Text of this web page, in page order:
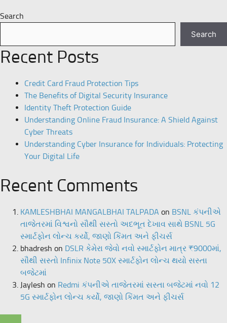
Search
Search
Recent Posts
Credit Card Fraud Protection Tips
The Benefits of Digital Security Insurance
Identity Theft Protection Guide
Understanding Online Fraud Insurance: A Shield Against
Cyber Threats
Understanding Cyber Insurance for Individuals: Protecting
Your Digital Life
Recent Comments
KAMLESHBHAI MANGALBHAI TALPADA on BSNL કંપનીએ
તાજેતરમાં વિશ્વનો સૌથી સસ્તો અદભૂત દેખાવ સાથે BSNL 5G
સ્માર્ટફોન લોન્ચ કર્યો, જાણો કિંમત અને ફીચર્સ
bhadresh on DSLR કેમેરા જેવો નવો સ્માર્ટફોન માત્ર ₹9000માં,
સૌથી સસ્તો Infinix Note 50X સ્માર્ટફોન લોન્ચ થયો સસ્તા
બજેટમાં
Jaylesh on Redmi કંપનીએ તાજેતરમાં સસ્તા બજેટમાં નવો 12
5G સ્માર્ટફોન લોન્ચ કર્યો, જાણો કિંમત અને ફીચર્સ